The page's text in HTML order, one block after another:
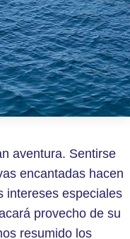
aventura. Sentirse
encantadas hacen
intereses especiales
provecho de su
resumido los